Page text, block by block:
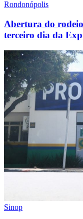
Rondonópolis
Abertura do
terceiro dia da
Sinop